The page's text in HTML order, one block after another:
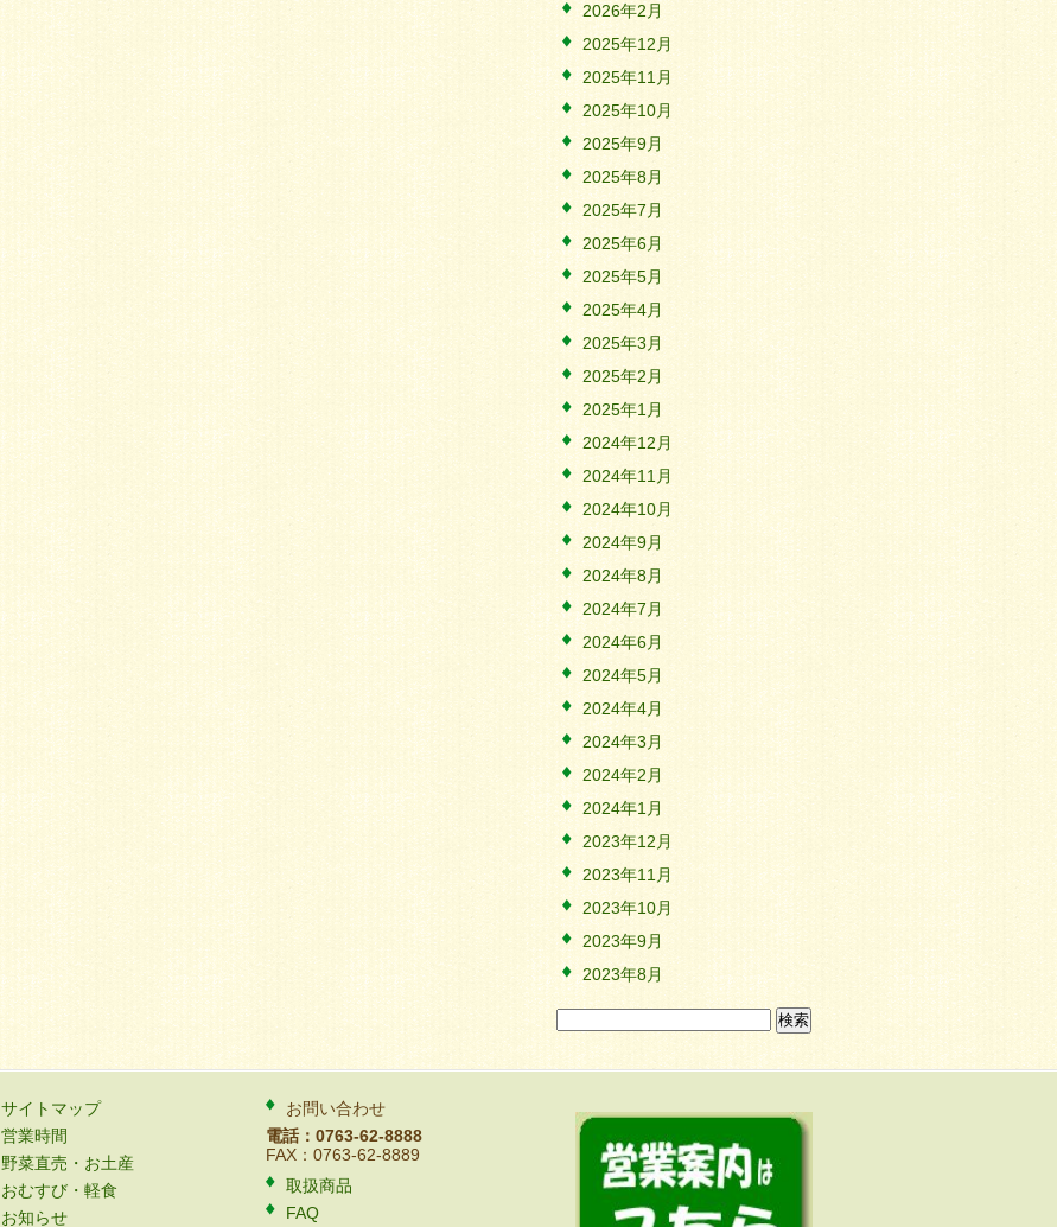
2026年2月
2025年12月
2025年11月
2025年10月
2025年9月
2025年8月
2025年7月
2025年6月
2025年5月
2025年4月
2025年3月
2025年2月
2025年1月
2024年12月
2024年11月
2024年10月
2024年9月
2024年8月
2024年7月
2024年6月
2024年5月
2024年4月
2024年3月
2024年2月
2024年1月
2023年12月
2023年11月
2023年10月
2023年9月
2023年8月
検
索:
サイトマップ
営業時間
野菜直売・お土産
おむすび・軽食
お知らせ
お問い合わせ
電話：0763-62-8888
FAX：0763-62-8889
取扱商品
FAQ